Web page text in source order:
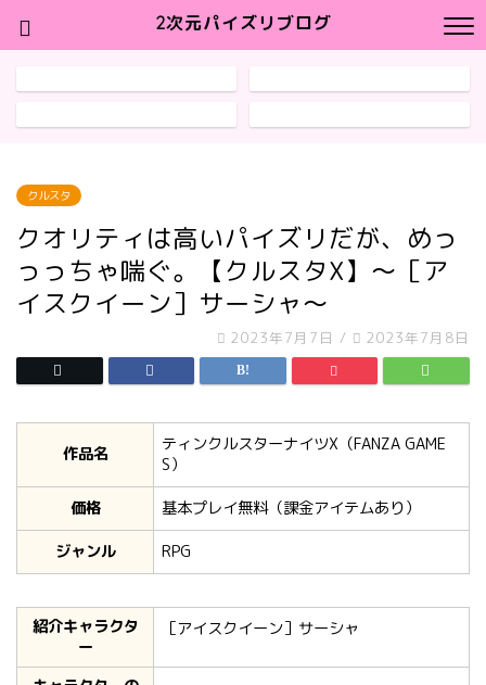
2次元パイズリブログ
クルスタ
クオリティは高いパイズリだが、めっ
っっちゃ喘ぐ。【クルスタX】～［ア
イスクイーン］サーシャ～
2023年7月7日 / 2023年7月8日
作品名
ティンクルスターナイツX（FANZA GAME
S）
価格
基本プレイ無料（課金アイテムあり）
ジャンル
RPG
紹介キャラクタ
ー
［アイスクイーン］サーシャ